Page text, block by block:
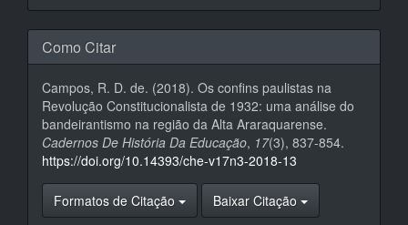
Como Citar
Campos, R. D. de. (2018). Os confins paulistas na
Revolução Constitucionalista de 1932: uma análise do
bandeirantismo na região da Alta Araraquarense.
Cadernos De História Da Educação, 17(3), 837-854.
https://doi.org/10.14393/che-v17n3-2018-13
Formatos de Citação Baixar Citação